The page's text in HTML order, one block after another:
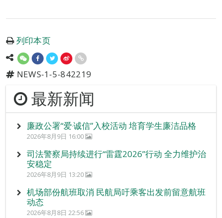
列印本页
NEWS-1-5-842219
最新新闻
廉政公署“爱‧诚信”入校活动 培育学生廉洁品格
2026年8月9日 16:00
司法警察局持续进行“雷霆2026”行动 全力维护治
安稳定
2026年8月9日 13:20
机场部份航班取消 民航局吁乘客出发前留意航班
动态
2026年8月8日 22:56